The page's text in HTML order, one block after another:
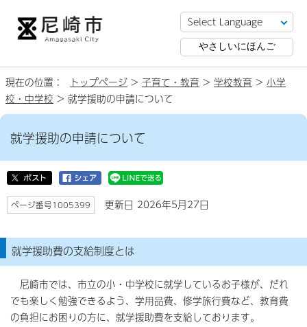
やさしいにほんご
現在の位置： トップページ > 子育て・教育 > 学校教育 > 小学
校・中学校 > 就学援助の申請について
就学援助の申請について
ページ番号1005399 更新日 2026年5月27日
就学援助費の支給制度とは
尼崎市では、市立の小・中学校に就学しているお子様が、だれ
でも楽しく勉強できるよう、学用品費、修学旅行費など、教育費
の負担にお困りの方に、就学援助費を支給しております。